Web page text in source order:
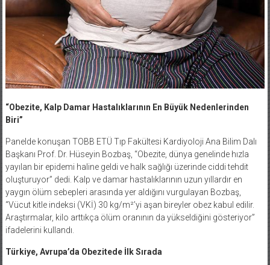
“Obezite, Kalp Damar Hastalıklarının En Büyük Nedenlerinden
Biri”
Panelde konuşan TOBB ETÜ Tıp Fakültesi Kardiyoloji Ana Bilim Dalı
Başkanı Prof. Dr. Hüseyin Bozbaş, “Obezite, dünya genelinde hızla
yayılan bir epidemi haline geldi ve halk sağlığı üzerinde ciddi tehdit
oluşturuyor” dedi. Kalp ve damar hastalıklarının uzun yıllardır en
yaygın ölüm sebepleri arasında yer aldığını vurgulayan Bozbaş,
“Vücut kitle indeksi (VKİ) 30 kg/m²’yi aşan bireyler obez kabul edilir.
Araştırmalar, kilo arttıkça ölüm oranının da yükseldiğini gösteriyor”
ifadelerini kullandı.
Türkiye, Avrupa’da Obezitede İlk Sırada